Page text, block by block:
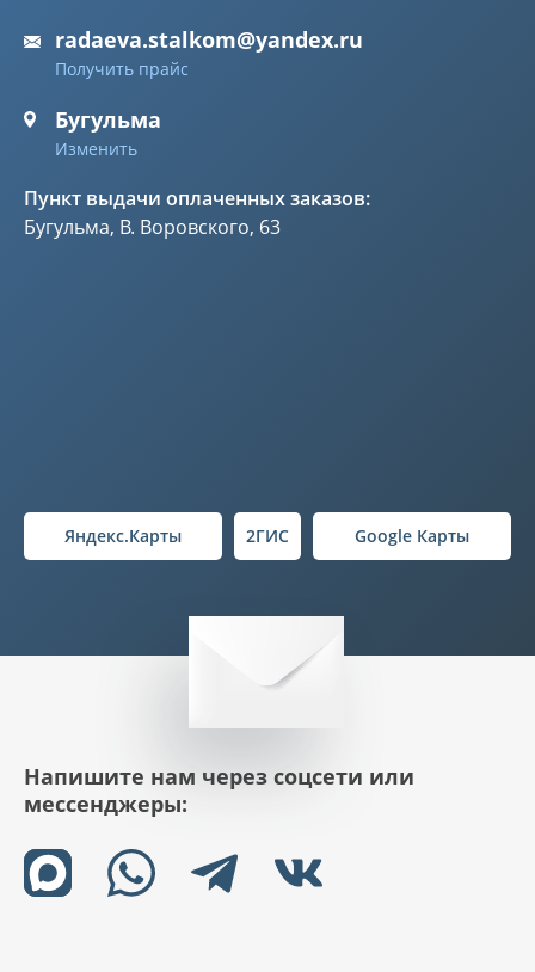
radaeva.stalkom@yandex.ru
Получить прайс
Бугульма
Изменить
Пункт выдачи оплаченных заказов:
Бугульма, В. Воровского, 63
Яндекс.Карты 2ГИС Google Карты
Напишите нам через соцсети или
мессенджеры: